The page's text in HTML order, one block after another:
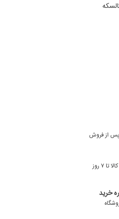
پس از فروش
۷ روز
خرید